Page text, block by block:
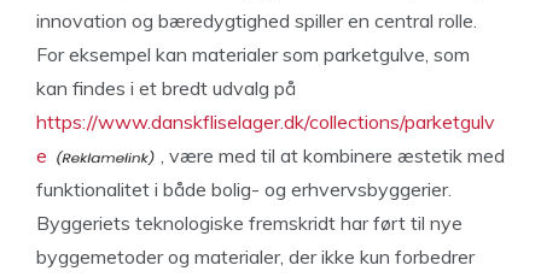
innovation og bæredygtighed spiller en central rolle.
For eksempel kan materialer som parketgulve, som
kan findes i et bredt udvalg på
https://www.danskfliselager.dk/collections/parketgulv
e
, være med til at kombinere æstetik med
funktionalitet i både bolig- og erhvervsbyggerier.
Byggeriets teknologiske fremskridt har ført til nye
byggemetoder og materialer, der ikke kun forbedrer